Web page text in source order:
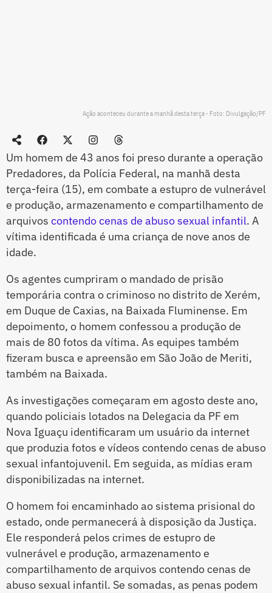
Ação aconteceu durante a manhã desta terça - Foto: Divulgação/PF
Um homem de 43 anos foi preso durante a operação
Predadores, da Polícia Federal, na manhã desta
terça-feira (15), em combate a estupro de vulnerável
e produção, armazenamento e compartilhamento de
arquivos contendo cenas de abuso sexual infantil. A
vítima identificada é uma criança de nove anos de
idade.
Os agentes cumpriram o mandado de prisão
temporária contra o criminoso no distrito de Xerém,
em Duque de Caxias, na Baixada Fluminense. Em
depoimento, o homem confessou a produção de
mais de 80 fotos da vítima. As equipes também
fizeram busca e apreensão em São João de Meriti,
também na Baixada.
As investigações começaram em agosto deste ano,
quando policiais lotados na Delegacia da PF em
Nova Iguaçu identificaram um usuário da internet
que produzia fotos e vídeos contendo cenas de abuso
sexual infantojuvenil. Em seguida, as mídias eram
disponibilizadas na internet.
O homem foi encaminhado ao sistema prisional do
estado, onde permanecerá à disposição da Justiça.
Ele responderá pelos crimes de estupro de
vulnerável e produção, armazenamento e
compartilhamento de arquivos contendo cenas de
abuso sexual infantil. Se somadas, as penas podem